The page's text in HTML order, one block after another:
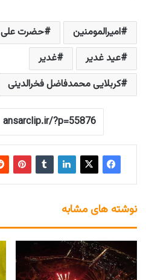
امیرالمومنین حضرت علی
عید غدیر
غدیر
کربلایی محمدفاضل فخرالدینی
نوشته های مشابه